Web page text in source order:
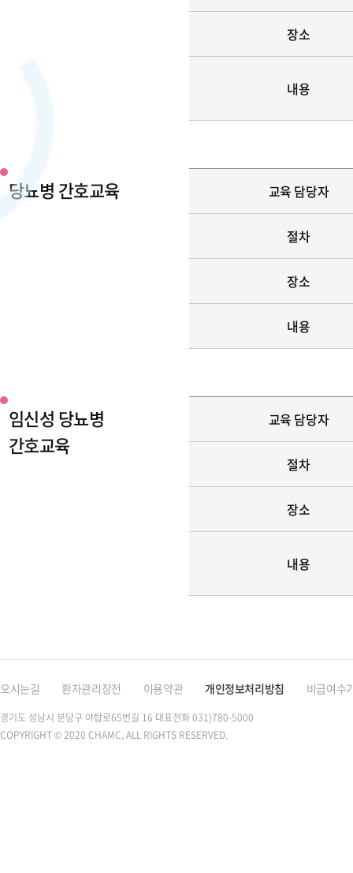
장소
내용
당뇨병 간호교육 교육 담당자
절차
장소
내용
임신성 당뇨병
간호교육
교육 담당자
절차
장소
내용
오시는길 환자관리장전 이용약관 개인정보처리방침 비급여수
경기도 성남시 분당구 야탑로65번길 16 대표전화 031)780-5000
COPYRIGHT © 2020 CHAMC, ALL RIGHTS RESERVED.